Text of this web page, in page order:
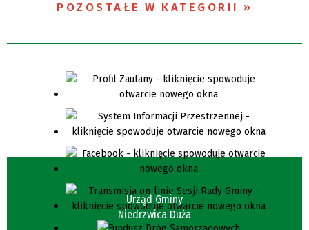
POZOSTAŁE W KATEGORII
Urząd Gminy
Niedrzwica Duża